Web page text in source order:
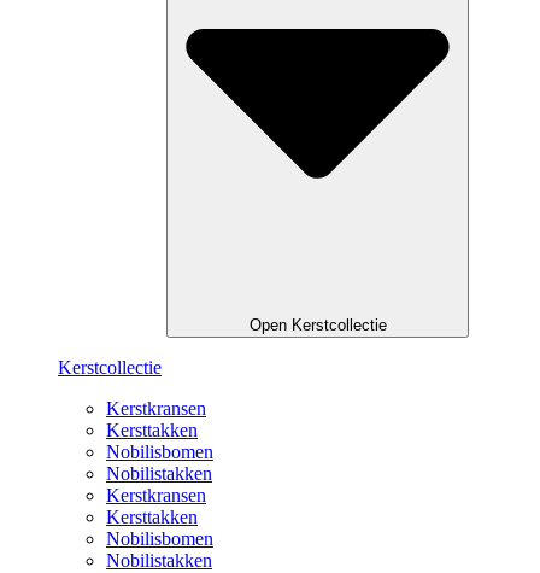
Open Kerstcollectie
Kerstcollectie
Kerstkransen
Kersttakken
Nobilisbomen
Nobilistakken
Kerstkransen
Kersttakken
Nobilisbomen
Nobilistakken